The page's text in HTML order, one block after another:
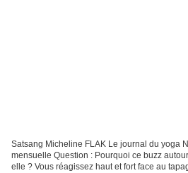
Satsang Micheline FLAK Le journal du yoga
mensuelle Question : Pourquoi ce buzz
elle ? Vous réagissez haut et fort face au